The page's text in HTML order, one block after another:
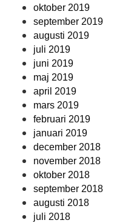
oktober 2019
september 2019
augusti 2019
juli 2019
juni 2019
maj 2019
april 2019
mars 2019
februari 2019
januari 2019
december 2018
november 2018
oktober 2018
september 2018
augusti 2018
juli 2018